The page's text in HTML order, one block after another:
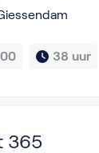
38 uur
365